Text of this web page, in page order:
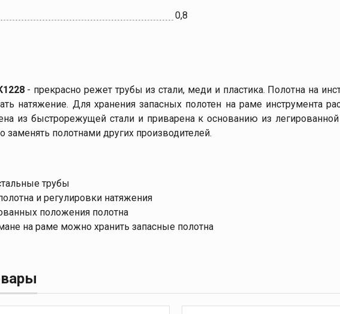
0,8
- прекрасно режет трубы из стали, меди и пластика. Полотна на
натяжение. Для хранения запасных полотен на раме инструмента
из быстрорежущей стали и приварена к основанию из
полотнами других производителей.
трубы
и регулировки натяжения
положения полотна
на раме можно хранить запасные полотна